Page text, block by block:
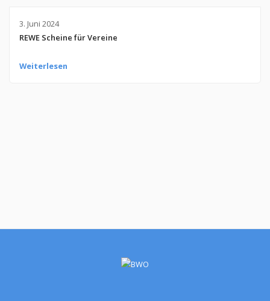
3. Juni 2024
REWE Scheine für Vereine
Weiterlesen